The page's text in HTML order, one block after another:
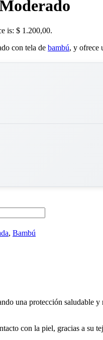
is: $ 1.200,00.
con tela de bambú, y ofrece
, Bambú
una protección saludable
con la piel, gracias a su